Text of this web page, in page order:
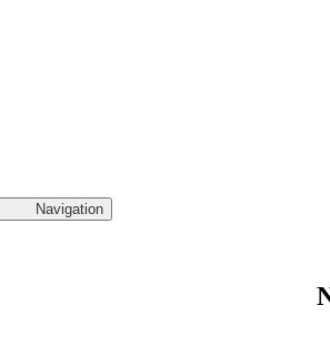
Navigation